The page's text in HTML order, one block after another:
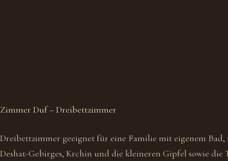
Zimmer Duf – Dreibettzimmer
Dreibettzimmer geeignet für eine Familie mit eigenem
Deshat-Gebirges, Krchin und die kleineren Gipfel sowie die